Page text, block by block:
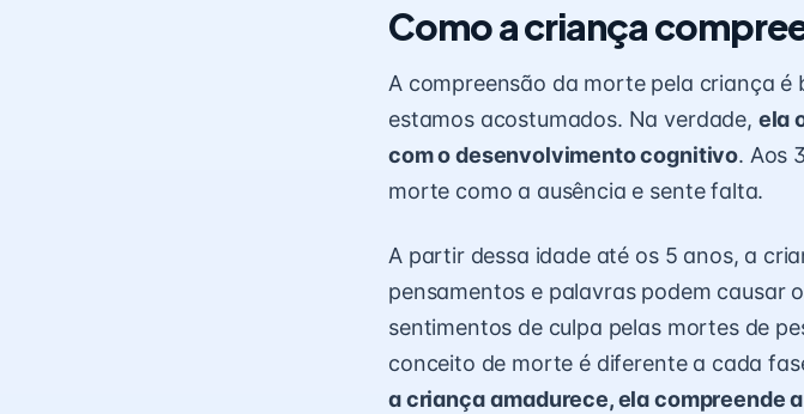
Como a criança
A compreensão da morte pela criança é
estamos acostumados. Na verdade, ela
com odesenvolvimento cognitivo. Aos
morte como a ausência e sente falta.
A partir dessa idade até os 5 anos, a
pensamentos e palavras podem causar
sentimentos de culpa pelas mortes de
conceito de morte é diferente a cada
a criança amadurece, ela compreende